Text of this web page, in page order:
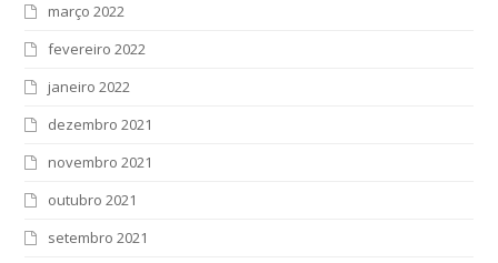
março 2022
fevereiro 2022
janeiro 2022
dezembro 2021
novembro 2021
outubro 2021
setembro 2021